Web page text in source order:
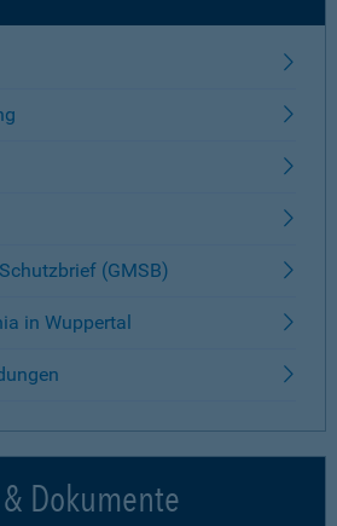
(GMSB)
in Wuppertal
Dokumente